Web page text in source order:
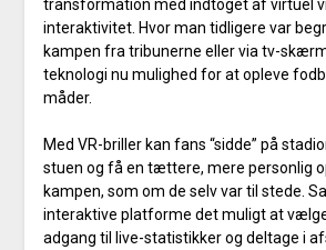
transformation med indtoget af virtuel
interaktivitet. Hvor man tidligere var
kampen fra tribunerne eller via tv-
teknologi nu mulighed for at opleve
måder.
Med VR-briller kan fans “sidde” på
stuen og få en tættere, mere personlig
kampen, som om de selv var til stede.
interaktive platforme det muligt at
adgang til live-statistikker og deltage i